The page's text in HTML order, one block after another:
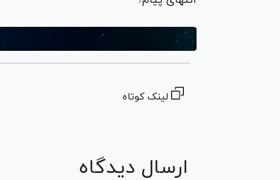
لینک کوتاه
ارسال دیدگاه